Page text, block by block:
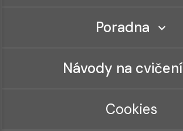
Poradna
Návody na cvičení
Cookies